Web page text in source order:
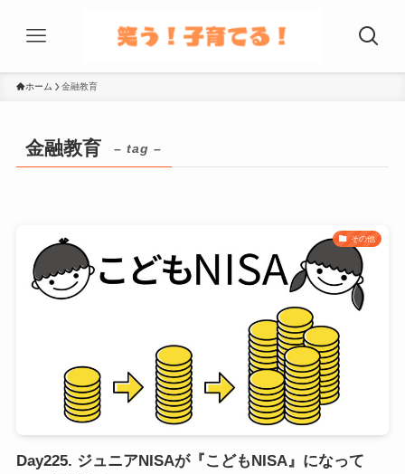
ホーム 金融教育
金融教育 – tag –
その他
Day225. ジュニアNISAが『こどもNISA』になって